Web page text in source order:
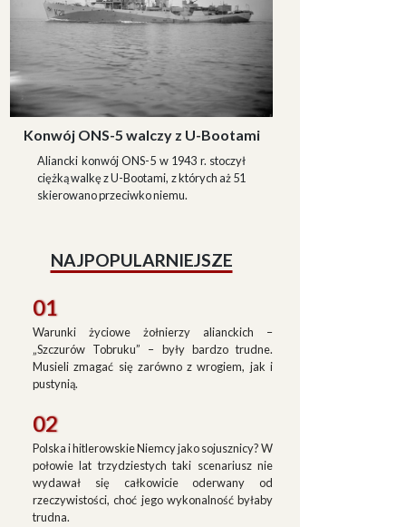
Konwój ONS-5 walczy z U-Bootami
Aliancki konwój ONS-5 w 1943 r. stoczył
ciężką walkę z U-Bootami, z których aż 51
skierowano przeciwko niemu.
NAJPOPULARNIEJSZE
01
Warunki życiowe żołnierzy alianckich –
„Szczurów Tobruku” – były bardzo trudne.
Musieli zmagać się zarówno z wrogiem, jak i
pustynią.
02
Polska i hitlerowskie Niemcy jako sojusznicy? W
połowie lat trzydziestych taki scenariusz nie
wydawał się całkowicie oderwany od
rzeczywistości, choć jego wykonalność byłaby
trudna.